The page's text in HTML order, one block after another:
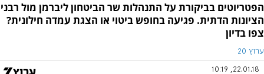
הפטריוטים בביקורת על התנהלות שר הביטחון ליברמן מול רבני
הציונות הדתית. פגיעה בחופש ביטוי או הצגת עמדה חילונית?
צפו בדיון
ערוץ 20
22.01.18, 10:19